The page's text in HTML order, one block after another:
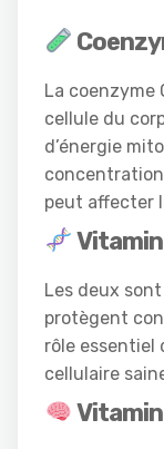
La coenzyme
cellule du
d’énergie
concentration
peut affecter
Les deux
protègent
rôle essentiel
cellulaire